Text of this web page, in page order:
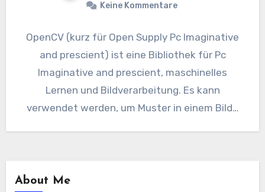
Keine Kommentare
OpenCV (kurz für Open Supply Pc Imaginative
and prescient) ist eine Bibliothek für Pc
Imaginative and prescient, maschinelles
Lernen und Bildverarbeitung. Es kann
verwendet werden, um Muster in einem Bild…
About Me